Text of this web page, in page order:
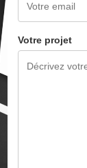
Votre projet